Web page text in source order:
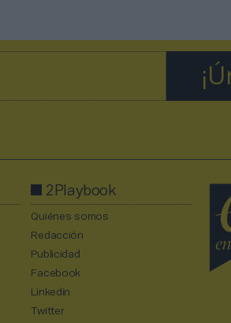
2Playbook
Quiénes somos
Redacción
Publicidad
Facebook
Linkedin
Twitter